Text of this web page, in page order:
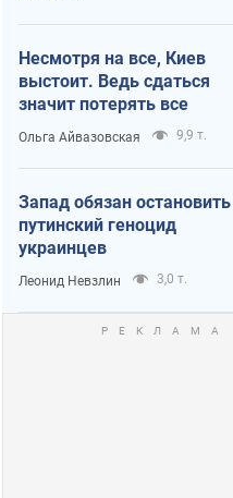
Несмотря на все, Киев
выстоит. Ведь сдаться
значит потерять все
Ольга Айвазовская 9,9 т.
Запад обязан остановить
путинский геноцид
украинцев
Леонид Невзлин 3,0 т.